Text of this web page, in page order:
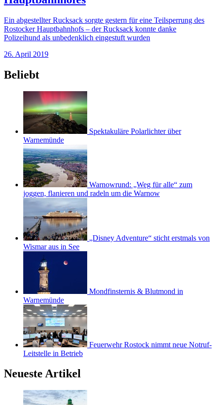
Ein abgestellter Rucksack sorgte gestern für eine Teilsperrung des
Rostocker Hauptbahnhofs – der Rucksack konnte danke
Polizeihund als unbedenklich eingestuft wurden
26. April 2019
Beliebt
Spektakuläre Polarlichter über
Warnemünde
Warnowrund: „Weg für alle“ zum
joggen, flanieren und radeln um die Warnow
„Disney Adventure“ sticht erstmals von
Wismar aus in See
Mondfinsternis & Blutmond in
Warnemünde
Feuerwehr Rostock nimmt neue Notruf-
Leitstelle in Betrieb
Neueste Artikel